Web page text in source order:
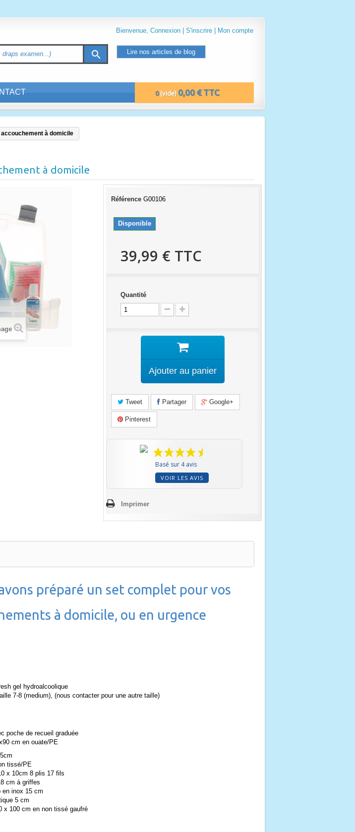
Bienvenue, Connexion | S'inscrire | Mon compte
search
0 (vide) 0,00 € TTC
Lire nos articles de blog
à domicile
à domicile
Référence G00106
Disponible
39,99 € TTC
Quantité
Ajouter au panier
Tweet Partager Google+
Pinterest
Basé sur 4 avis
VOIR LES AVIS
Imprimer
préparé un set complet pour vos
à domicile, ou en urgence
gel hydroalcoolique
7-8 (medium), (nous contacter pour une autre taille)
poche de recueil graduée
cm en ouate/PE
tissé/PE
x 10cm 8 plis 17 fils
cm à griffes
en inox 15 cm
5 cm
x 100 cm en non tissé gaufré